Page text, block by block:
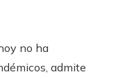
no ha
admite